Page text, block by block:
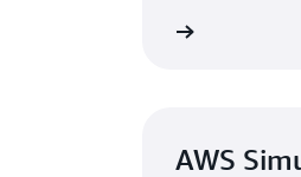
AWS